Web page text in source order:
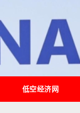
低空经济网